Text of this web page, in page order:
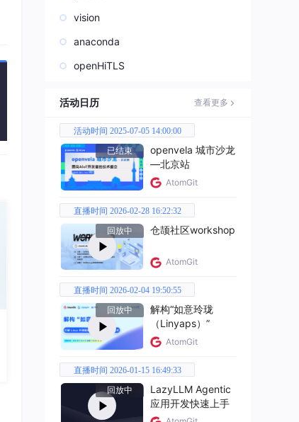
vision
anaconda
openHiTLS
活动日历 查看更多
活动时间 2025-07-05 14:00:00
已结束
openvela 城市沙龙
—北京站
AtomGit
直播时间 2026-02-28 16:22:32
回放中
仓颉社区workshop
AtomGit
直播时间 2026-02-04 19:50:55
回放中
解构“如意玲珑
（Linyaps）”
AtomGit
直播时间 2026-01-15 16:49:33
回放中
LazyLLM Agentic
应用开发快速上手